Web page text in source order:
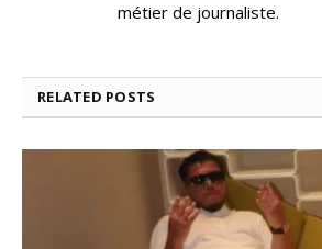
métier de journaliste.
RELATED POSTS